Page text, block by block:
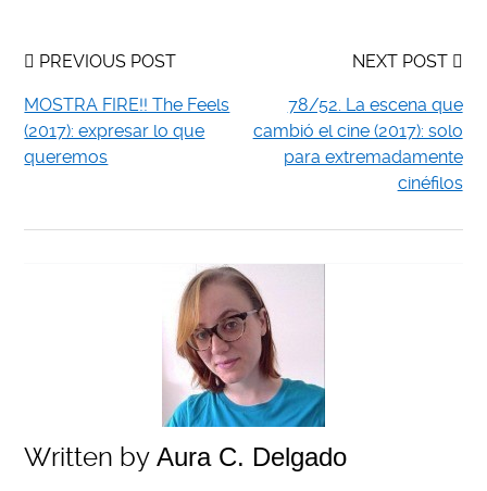
PREVIOUS POST
MOSTRA FIRE!! The Feels
(2017): expresar lo que
queremos
NEXT POST
78/52. La escena que
cambió el cine (2017): solo
para extremadamente
cinéfilos
Written by Aura C. Delgado